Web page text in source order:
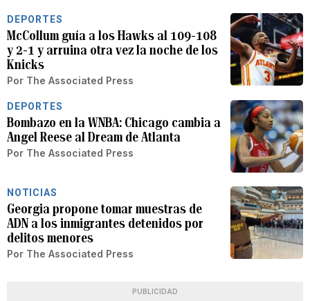
DEPORTES
McCollum guía a los Hawks al 109-108
y 2-1 y arruina otra vez la noche de los
Knicks
Por The Associated Press
DEPORTES
Bombazo en la WNBA: Chicago cambia a
Angel Reese al Dream de Atlanta
Por The Associated Press
NOTICIAS
Georgia propone tomar muestras de
ADN a los inmigrantes detenidos por
delitos menores
Por The Associated Press
PUBLICIDAD